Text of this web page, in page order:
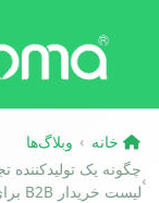
گواهینامه‌ها
مطالعه موردی
خانه › وبلاگ‌ها
›
چگونه یک تولیدکننده
لیست خریدار B2B برای همکاری‌های OEM/ODM در سال 2026